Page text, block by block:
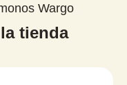
Wargo
tienda